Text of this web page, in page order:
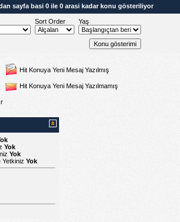
sayfa basi 0 ile 0 arasi kadar konu gösteriliyor
Sort Order Yaş
Hit Konuya Yeni Mesaj Yazılmış
Hit Konuya Yeni Mesaj Yazılmamış
Yok
Yok
Yetkiniz Yok